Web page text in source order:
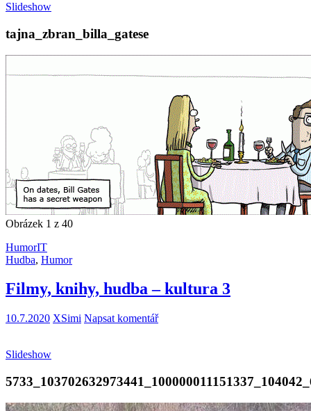
Slideshow
tajna_zbran_billa_gatese
Obrázek 1 z 40
HumorIT
Hudba, Humor
Filmy, knihy, hudba – kultura 3
10.7.2020 XSimi Napsat komentář
Slideshow